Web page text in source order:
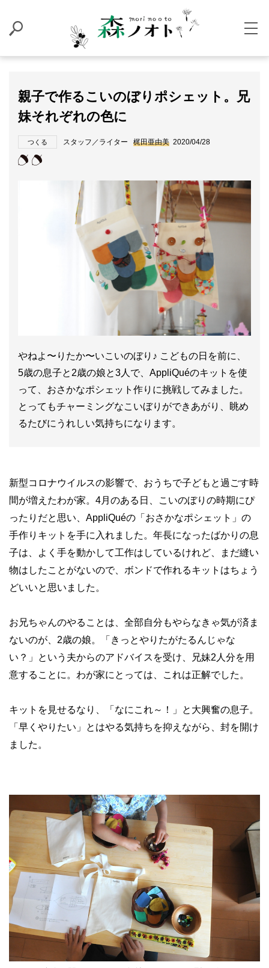
親子で作るこいのぼりポシェット。兄
妹それぞれの色に
つくる スタッフ／ライター 梶田亜由美 2020/04/28
やねよ〜りたか〜いこいのぼり♪ こどもの日を前に、
5歳の息子と2歳の娘と3人で、AppliQuéのキットを使
って、おさかなポシェット作りに挑戦してみました。
とってもチャーミングなこいぼりができあがり、眺め
るたびにうれしい気持ちになります。
新型コロナウイルスの影響で、おうちで子どもと過ごす時
間が増えたわが家。4月のある日、こいのぼりの時期にぴ
ったりだと思い、AppliQuéの「おさかなポシェット」の
手作りキットを手に入れました。年長になったばかりの息
子は、よく手を動かして工作はしているけれど、まだ縫い
物はしたことがないので、ボンドで作れるキットはちょう
どいいと思いました。
お兄ちゃんのやることは、全部自分もやらなきゃ気が済ま
ないのが、2歳の娘。「きっとやりたがたるんじゃな
い？」という夫からのアドバイスを受け、兄妹2人分を用
意することに。わが家にとっては、これは正解でした。
キットを見せるなり、「なにこれ～！」と大興奮の息子。
「早くやりたい」とはやる気持ちを抑えながら、封を開け
ました。